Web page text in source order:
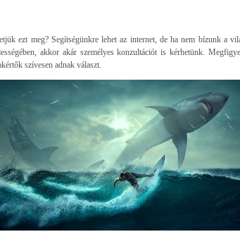
ezt meg? Segítségünkre lehet az internet, de ha nem bízunk a
akkor akár személyes konzultációt is kérhetünk.
szívesen adnak választ.